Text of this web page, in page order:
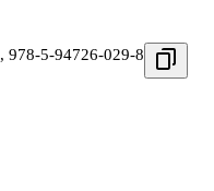
, 978-5-94726-029-8